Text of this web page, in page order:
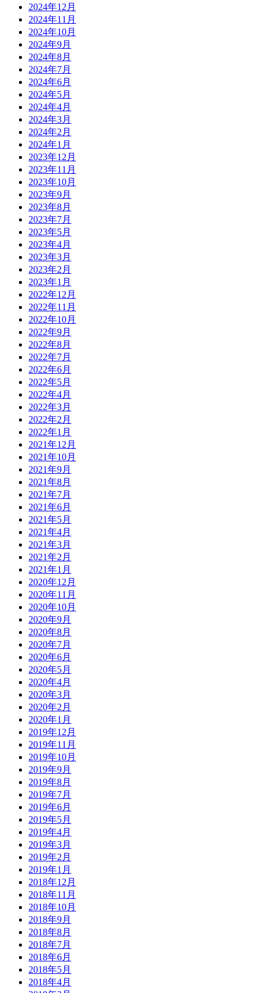
2024年12月
2024年11月
2024年10月
2024年9月
2024年8月
2024年7月
2024年6月
2024年5月
2024年4月
2024年3月
2024年2月
2024年1月
2023年12月
2023年11月
2023年10月
2023年9月
2023年8月
2023年7月
2023年5月
2023年4月
2023年3月
2023年2月
2023年1月
2022年12月
2022年11月
2022年10月
2022年9月
2022年8月
2022年7月
2022年6月
2022年5月
2022年4月
2022年3月
2022年2月
2022年1月
2021年12月
2021年10月
2021年9月
2021年8月
2021年7月
2021年6月
2021年5月
2021年4月
2021年3月
2021年2月
2021年1月
2020年12月
2020年11月
2020年10月
2020年9月
2020年8月
2020年7月
2020年6月
2020年5月
2020年4月
2020年3月
2020年2月
2020年1月
2019年12月
2019年11月
2019年10月
2019年9月
2019年8月
2019年7月
2019年6月
2019年5月
2019年4月
2019年3月
2019年2月
2019年1月
2018年12月
2018年11月
2018年10月
2018年9月
2018年8月
2018年7月
2018年6月
2018年5月
2018年4月